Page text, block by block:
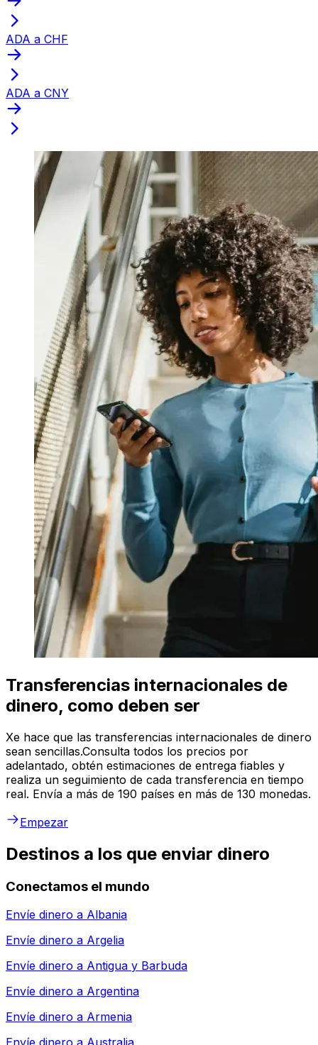
ADA a CHF
ADA a CNY
Transferencias internacionales de
dinero, como deben ser
Xe hace que las transferencias internacionales de dinero
sean sencillas.Consulta todos los precios por
adelantado, obtén estimaciones de entrega fiables y
realiza un seguimiento de cada transferencia en tiempo
real. Envía a más de 190 países en más de 130 monedas.
Empezar
Destinos a los que enviar dinero
Conectamos el mundo
Envíe dinero a Albania
Envíe dinero a Argelia
Envíe dinero a Antigua y Barbuda
Envíe dinero a Argentina
Envíe dinero a Armenia